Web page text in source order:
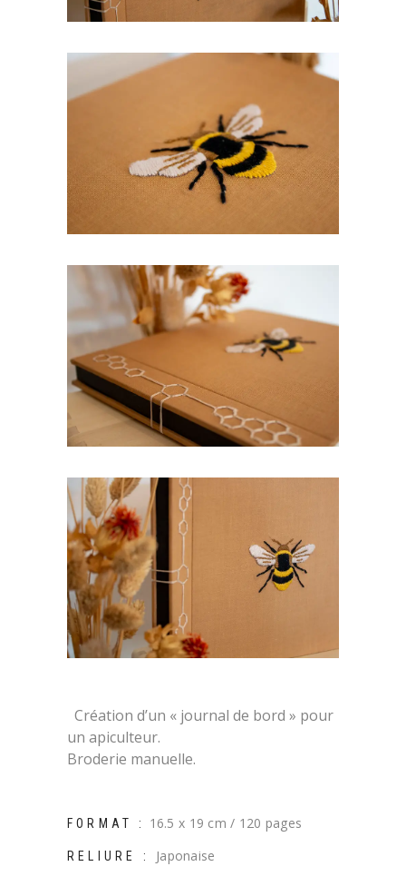
Création d’un « journal de bord » pour
un apiculteur.
Broderie manuelle.
FORMAT : 16.5 x 19 cm / 120 pages
RELIURE : Japonaise